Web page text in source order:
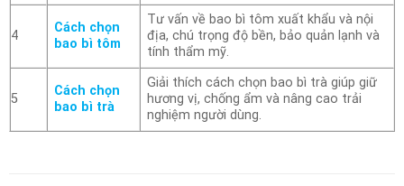
4
Cách chọn
bao bì tôm
Tư vấn về bao bì tôm xuất khẩu và nội
địa, chú trọng độ bền, bảo quản lạnh và
tính thẩm mỹ.
5
Cách chọn
bao bì trà
Giải thích cách chọn bao bì trà giúp giữ
hương vị, chống ẩm và nâng cao trải
nghiệm người dùng.